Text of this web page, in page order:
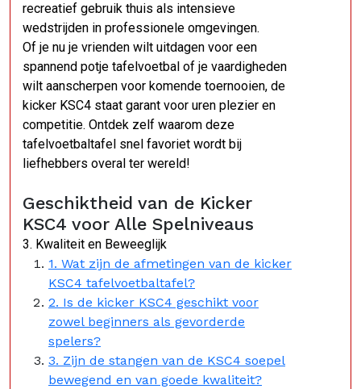
recreatief gebruik thuis als intensieve
wedstrijden in professionele omgevingen.
Of je nu je vrienden wilt uitdagen voor een
spannend potje tafelvoetbal of je vaardigheden
wilt aanscherpen voor komende toernooien, de
kicker KSC4 staat garant voor uren plezier en
competitie. Ontdek zelf waarom deze
tafelvoetbaltafel snel favoriet wordt bij
liefhebbers overal ter wereld!
Geschiktheid van de Kicker
KSC4 voor Alle Spelniveaus
3. Kwaliteit en Beweeglijk
1. Wat zijn de afmetingen van de kicker
KSC4 tafelvoetbaltafel?
2. Is de kicker KSC4 geschikt voor
zowel beginners als gevorderde
spelers?
3. Zijn de stangen van de KSC4 soepel
bewegend en van goede kwaliteit?